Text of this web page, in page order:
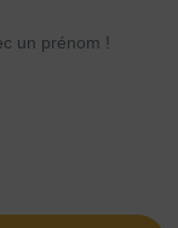
un prénom !